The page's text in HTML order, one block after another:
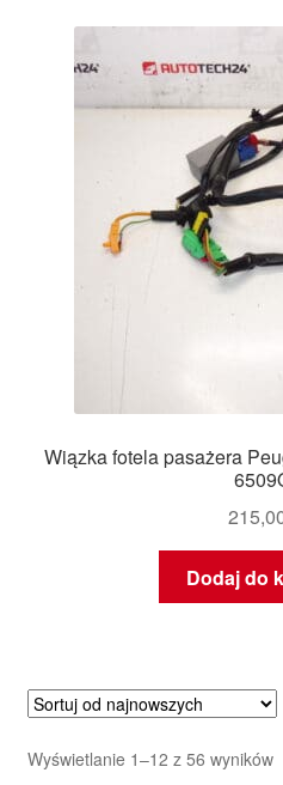
Wiązka fotela pasażera
Dodaj do
Wyświetlanie 1–12 z 56 wyników